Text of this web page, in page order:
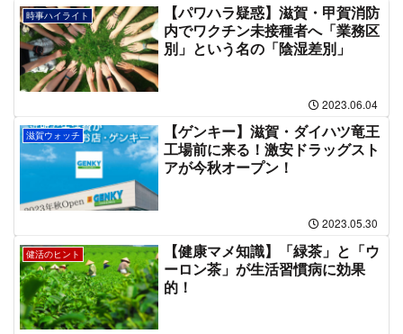
時事ハイライト
【パワハラ疑惑】滋賀・甲賀消防
内でワクチン未接種者へ「業務区
別」という名の「陰湿差別」
2023.06.04
滋賀ウォッチ
【ゲンキー】滋賀・ダイハツ竜王
工場前に来る！激安ドラッグスト
アが今秋オープン！
2023.05.30
健活のヒント
【健康マメ知識】「緑茶」と「ウ
ーロン茶」が生活習慣病に効果
的！